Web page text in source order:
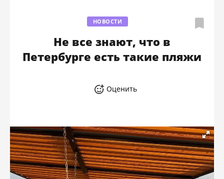
НОВОСТИ
Не все знают, что в
Петербурге есть такие пляжи
Оценить